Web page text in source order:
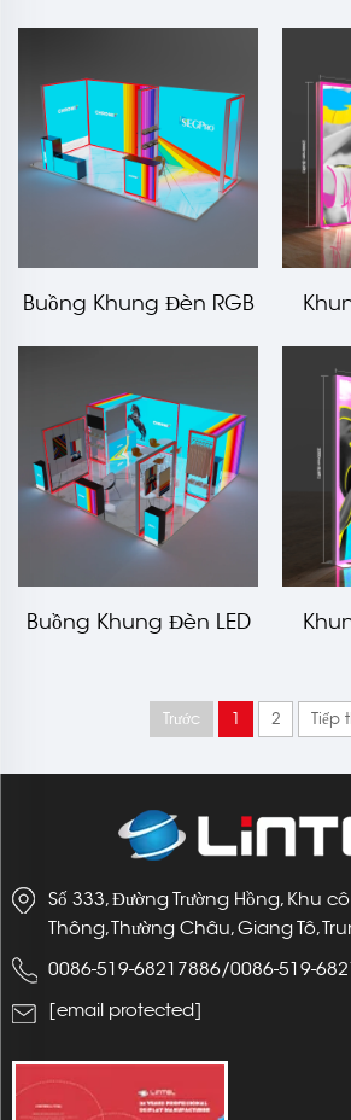
mô-đun Chromix
ALF80F
đun
Buồng Khung Đèn RGB
Cấu Hình Mô-đun
Buồng Khung Đèn LED
đun Chromix 20x20 ft
Trước 1 2 Tiếp
Số 333, Đường Trường Hồng, Khu
Thông, Thường Châu, Giang Tô,
0086-519-68217886/0086-519-
[email protected]